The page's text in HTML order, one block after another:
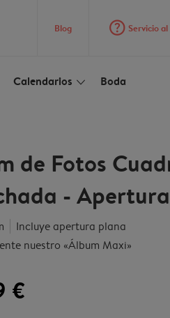
Blog question_mark_circle Servicio
Calendarios slim_arrow_down Boda
de Fotos
-
Incluye apertura plana
nuestro «Álbum Maxi»
€